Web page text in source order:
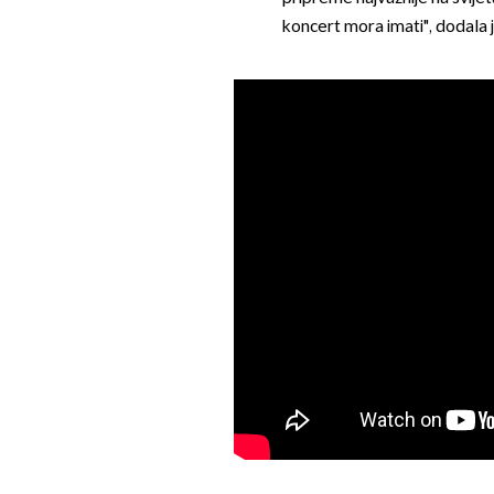
koncert mora imati", dodala